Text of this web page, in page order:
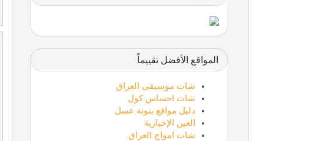
المواقع الأفضل تقييماً
شات موسيقى العراق
شات احساس كول
دليل مواقع بنوتة عسل
العين الإخبارية
شات امواج العراق